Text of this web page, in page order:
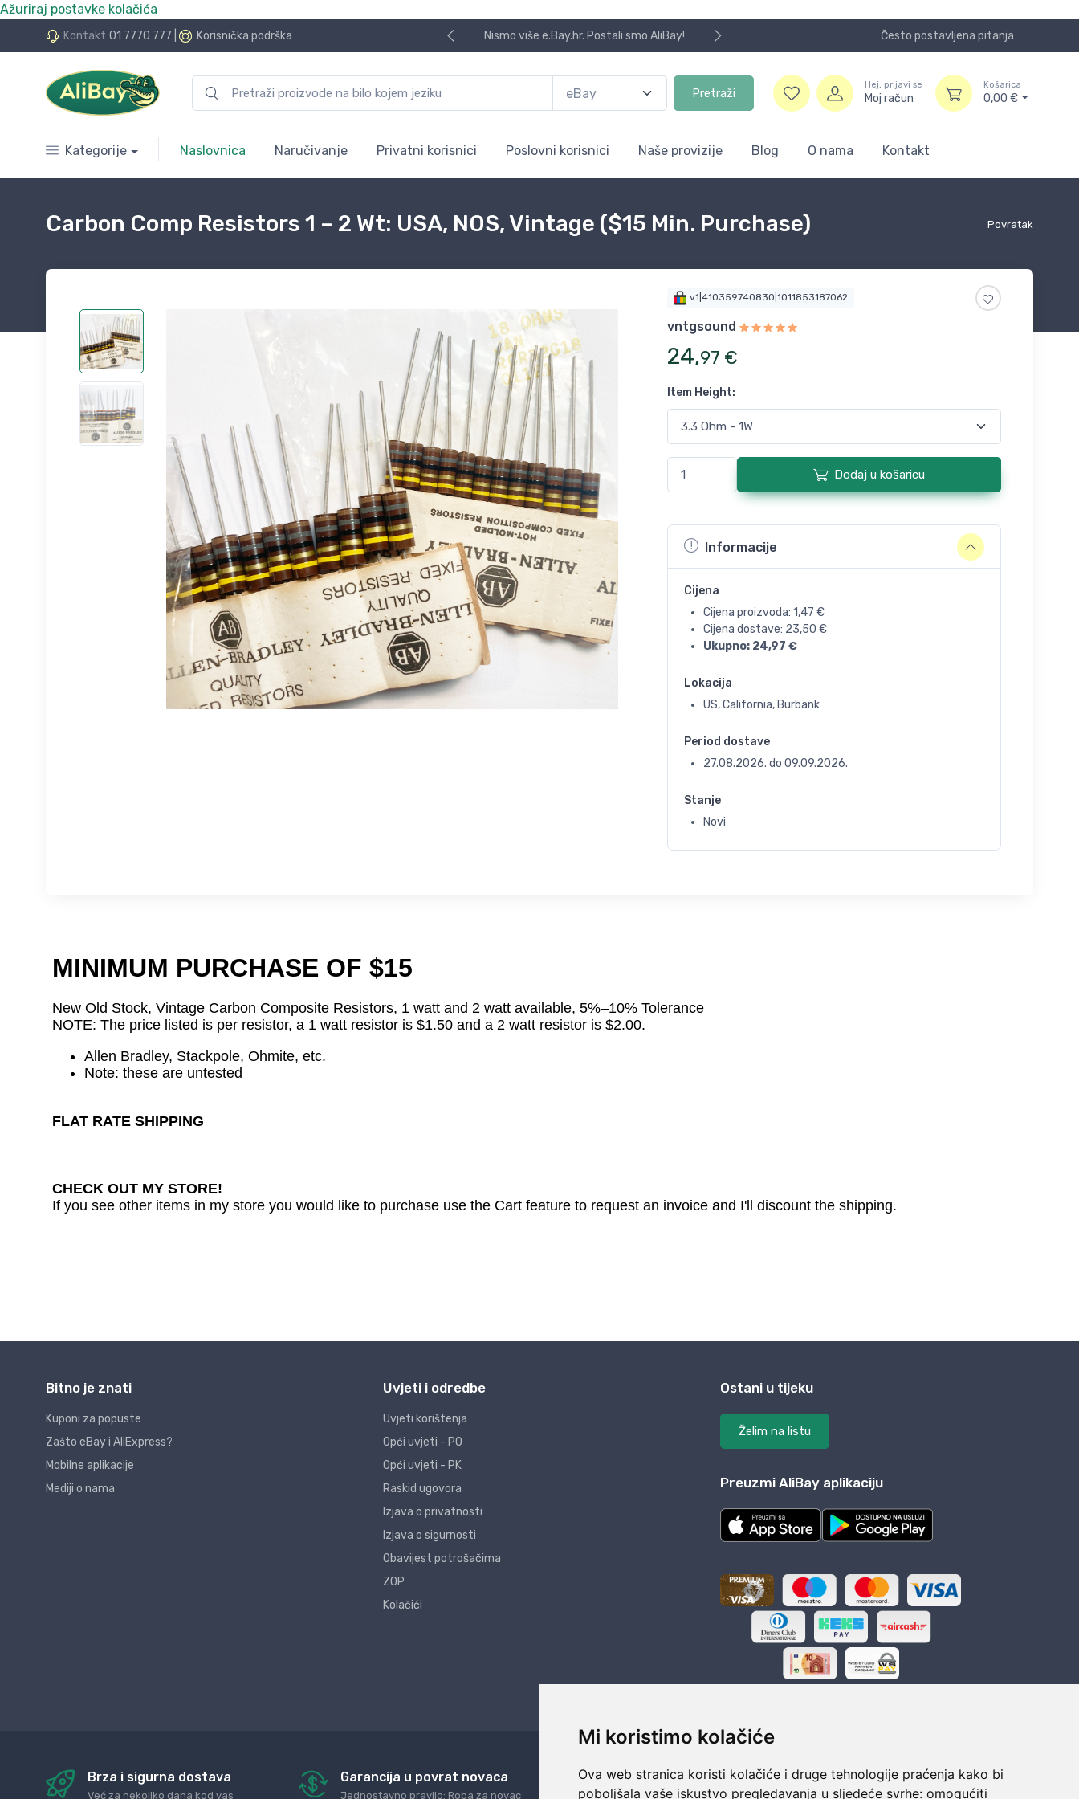
Mi koristimo kolačiće
Ova web stranica koristi kolačiće i druge tehnologije praćenja kako bi
poboljšala vaše iskustvo pregledavanja u sljedeće svrhe: omogućiti
Ažuriraj postavke kolačića
Kontakt 01 7770 777 Korisnička podrška
24 rate bez kamata Nismo više e.Bay.hr. Postali smo AliBay! Često postavljena pitanja
Pretraži
Hej, prijavi se
Moj račun
Košarica
0,00 €
Kategorije Naslovnica Naručivanje Privatni korisnici Poslovni korisnici Naše provizije Blog O nama Kontakt
Povratak
Carbon Comp Resistors 1 – 2 Wt: USA, NOS, Vintage ($15 Min. Purchase)
v1|410359740830|1011853187062
vntgsound
24,97 €
Item Height:
Dodaj u košaricu
Informacije
Cijena
Cijena proizvoda: 1,47 €
Cijena dostave: 23,50 €
Ukupno: 24,97 €
Lokacija
US, California, Burbank
Period dostave
27.08.2026. do 09.09.2026.
Stanje
Novi
Bitno je znati
Kuponi za popuste
Zašto eBay i AliExpress?
Mobilne aplikacije
Mediji o nama
Uvjeti i odredbe
Uvjeti korištenja
Opći uvjeti - PO
Opći uvjeti - PK
Raskid ugovora
Izjava o privatnosti
Izjava o sigurnosti
Obavijest potrošačima
ZOP
Kolačići
Ostani u tijeku
Želim na listu
Preuzmi AliBay aplikaciju
Brza i sigurna dostava
Već za nekoliko dana kod vas
Garancija u povrat novaca
Jednostavno pravilo: Roba za novac
24/7 odlična podrška
Naši agenti uvijek na raspolaganju
Sigurno obročno plaćanje
Do 24 rata bez kamata